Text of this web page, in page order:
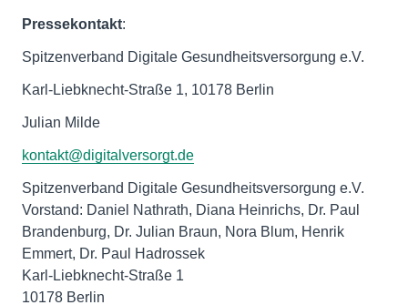
Pressekontakt:
Spitzenverband Digitale Gesundheitsversorgung e.V.
Karl-Liebknecht-Straße 1, 10178 Berlin
Julian Milde
kontakt@digitalversorgt.de
Spitzenverband Digitale Gesundheitsversorgung e.V.
Vorstand: Daniel Nathrath, Diana Heinrichs, Dr. Paul
Brandenburg, Dr. Julian Braun, Nora Blum, Henrik
Emmert, Dr. Paul Hadrossek
Karl-Liebknecht-Straße 1